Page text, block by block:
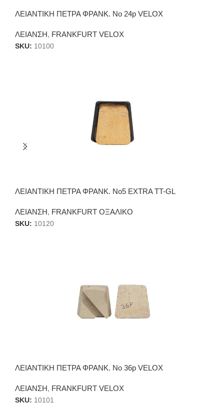
ΛΕΙΑΝΤΙΚΗ ΠΕΤΡΑ ΦΡΑΝΚ. Νο 24p VELOX
ΛΕΙΑΝΣΗ, FRANKFURT VELOX
SKU: 10100
ΛΕΙΑΝΤΙΚΗ ΠΕΤΡΑ ΦΡΑΝΚ. Νο5 EXTRA TT-GL
ΛΕΙΑΝΣΗ, FRANKFURT ΟΞΑΛΙΚΟ
SKU: 10120
ΛΕΙΑΝΤΙΚΗ ΠΕΤΡΑ ΦΡΑΝΚ. Νο 36p VELOX
ΛΕΙΑΝΣΗ, FRANKFURT VELOX
SKU: 10101